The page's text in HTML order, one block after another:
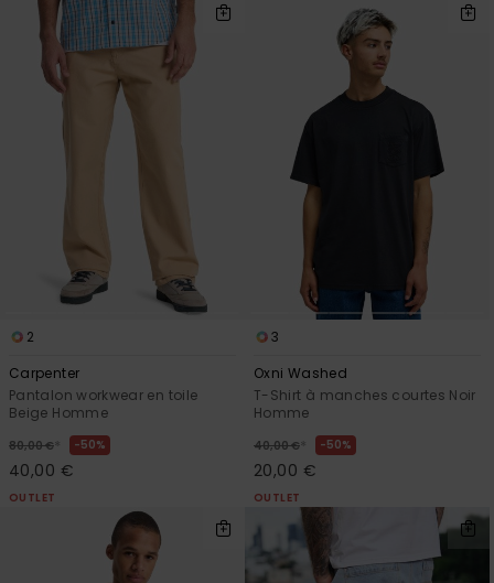
2
Carpenter
Pantalon workwear en toile
Beige Homme
80,00 € * 50%
40,00 €
OUTLET
3
Oxni Washed
T-Shirt à manches courtes Noir
Homme
40,00 € * 50%
20,00 €
OUTLET